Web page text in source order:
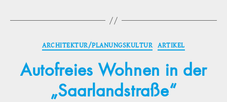
Kategorien
ARCHITEKTUR/PLANUNGSKULTUR ARTIKEL
Autofreies Wohnen in der
„Saarlandstraße“